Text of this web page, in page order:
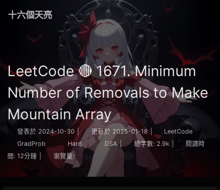
十六個天亮
LeetCode 🔴 1671. Minimum
Number of Removals to Make
Mountain Array
發表於 2024-10-30 | 更新於 2025-01-18 |
LeetCode
GradProb
Hard DSA | 總字數: 2.9k
閱讀時
間: 12分鐘 瀏覽量: